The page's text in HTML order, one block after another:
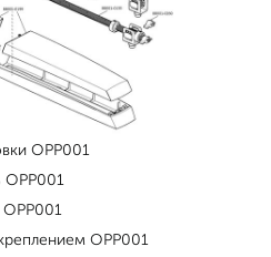
OPP001
OPP001
OPP001